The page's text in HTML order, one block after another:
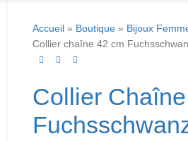
Accueil » Boutique » Bijoux
Collier chaîne 42 cm
Collier